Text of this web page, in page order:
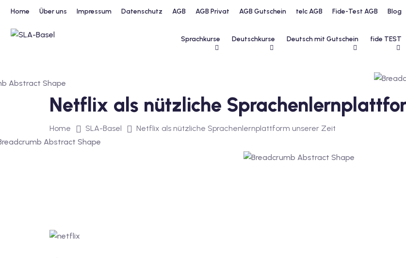
Home Über uns Impressum Datenschutz AGB AGB Privat AGB Gutschein telc AGB Fide-Test AGB Blog
Sprachkurse Deutschkurse Deutsch mit Gutschein fide TEST
Netflix als nützliche
Home SLA-Basel Netflix als nützliche Sprachenlernplattform unserer Zeit